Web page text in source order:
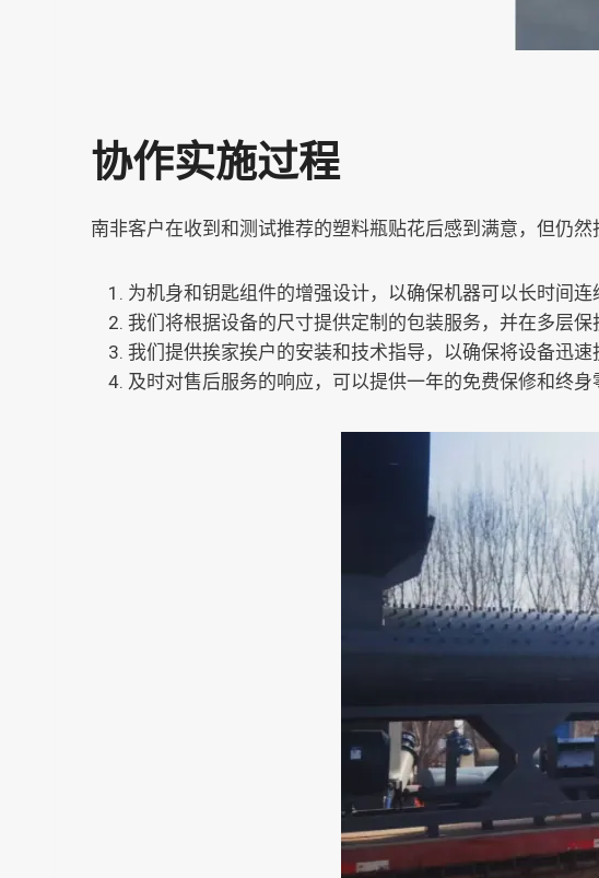
协作实施过程
南非客户在收到和测试推荐的塑料瓶贴花后感到满意，但仍
为机身和钥匙组件的增强设计，以确保机器可以长时间连
我们将根据设备的尺寸提供定制的包装服务，并在多层
我们提供挨家挨户的安装和技术指导，以确保将设备迅速
及时对售后服务的响应，可以提供一年的免费保修和终身